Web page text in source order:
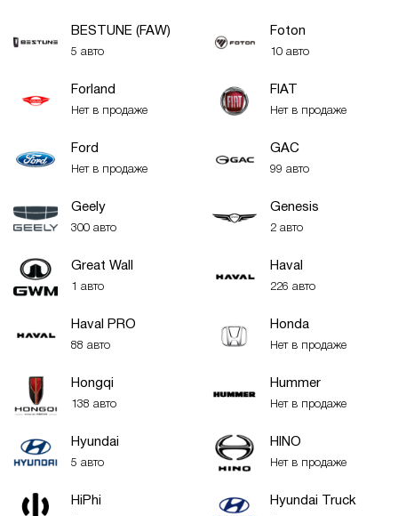
BESTUNE (FAW)
5 авто
Foton
10 авто
Forland
Нет в продаже
FIAT
Нет в продаже
Ford
Нет в продаже
GAC
99 авто
Geely
300 авто
Genesis
2 авто
Great Wall
1 авто
Haval
226 авто
Haval PRO
88 авто
Honda
Нет в продаже
Hongqi
138 авто
Hummer
Нет в продаже
Hyundai
5 авто
HINO
Нет в продаже
HiPhi Hyundai Truck